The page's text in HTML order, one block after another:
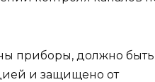
при­боры, должно быть
и защищено от